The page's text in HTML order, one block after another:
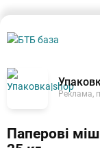
Реклама,
Паперові